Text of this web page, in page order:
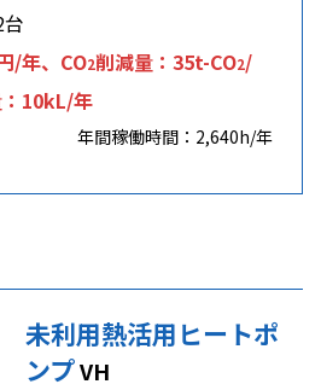
/年、CO2削減量：35t-CO2/
10kL/年
年間稼働時間：2,640h/年
未利用熱活用ヒートポ
ンプVH